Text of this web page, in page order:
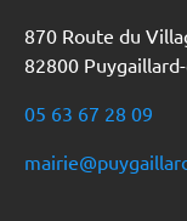
870 Route du
82800
05 63 67 28 09